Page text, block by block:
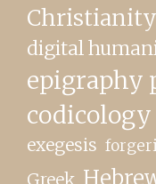
Christianity
digital
epigraphy
codicology
exegesis
Greek